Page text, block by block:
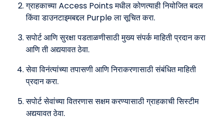
ग्राहकाच्या Access Points मधील कोणत्याही नियोजित बदल
किंवा डाउनटाइमबद्दल Purple ला सूचित करा.
सपोर्ट आणि सुरक्षा पडताळणीसाठी मुख्य संपर्क माहिती प्रदान करा
आणि ती अद्ययावत ठेवा.
सेवा विनंत्यांच्या तपासणी आणि निराकरणासाठी संबंधित माहिती
प्रदान करा.
सपोर्ट सेवांच्या वितरणास सक्षम करण्यासाठी ग्राहकाची सिस्टीम
अद्ययावत ठेवा.